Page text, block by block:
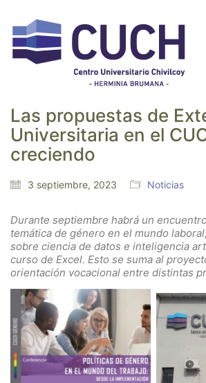
Las propuestas de
Universitaria en el
creciendo
3 septiembre, 2023 Noticias
Durante septiembre habrá un
temática de género en el mundo
sobre ciencia de datos e inteligencia
curso de Excel. Esto se suma al
orientación vocacional entre distintas